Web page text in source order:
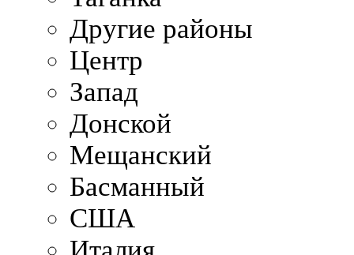
Другие районы
Центр
Запад
Донской
Мещанский
Басманный
США